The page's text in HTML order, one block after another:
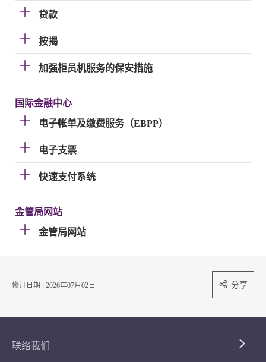
贷款
按揭
加强柜员机服务的保安措施
国际金融中心
电子帐单及缴费服务（EBPP）
电子支票
快速支付系统
金管局网站
金管局网站
修订日期 : 2026年07月02日 分享
联络我们